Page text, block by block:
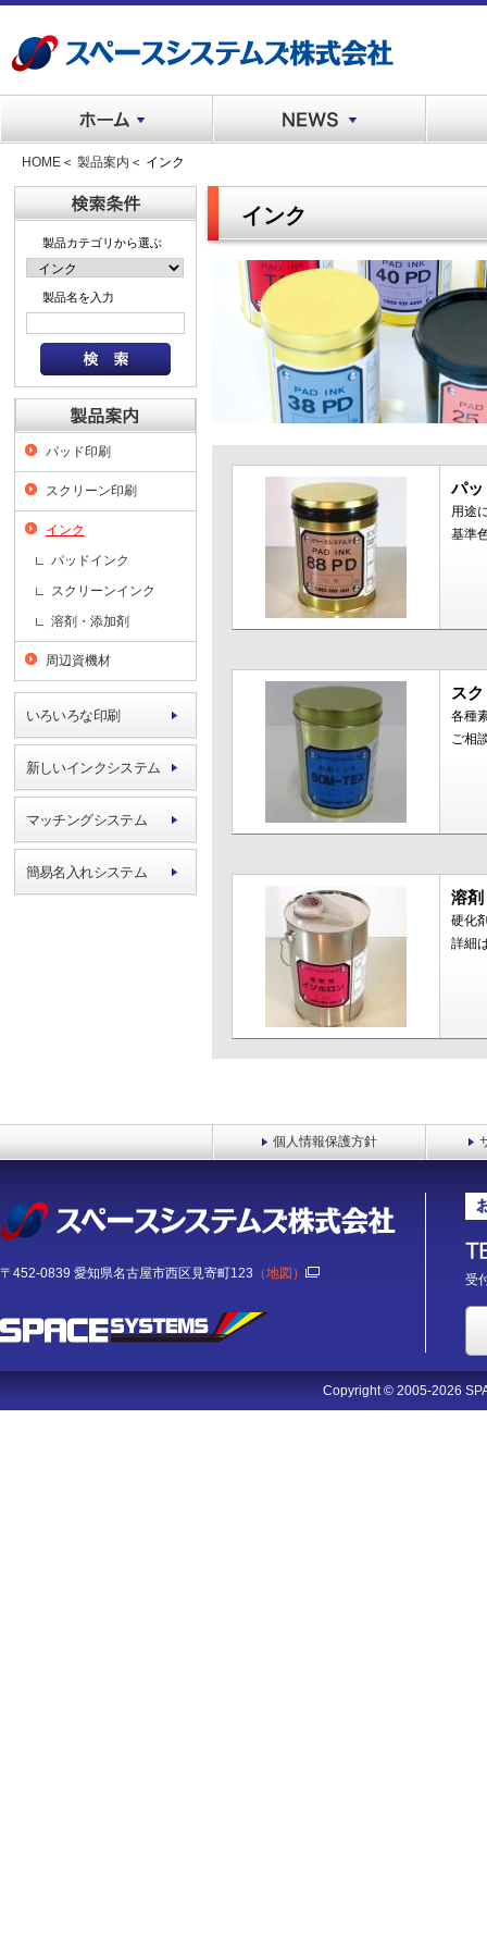
HOME ＜ 製品案内 ＜ インク
製品カテゴリから選ぶ
製品名を入力
パッド印刷
スクリーン印刷
インク
パッドインク
スクリーンインク
溶剤・添加剤
周辺資機材
いろいろな印刷
新しいインクシステム
マッチングシステム
簡易名入れシステム
インク
パ
用途
基準
ス
各種
ご相
溶
硬化
詳細
個人情報保護方針
〒452-0839 愛知県名古屋市西区見寄町123 （地図） 受
Copyright © 2005-2026